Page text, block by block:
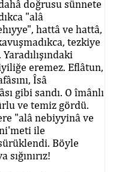
doğrusu sünnete
"alâ
hattâ ve hattâ,
tezkiye
eremez. Eflâtun,
Îsâ
gibi sandı. O îmânlı
ve temiz gördü.
"alâ nebiyyinâ ve
ile
Böyle